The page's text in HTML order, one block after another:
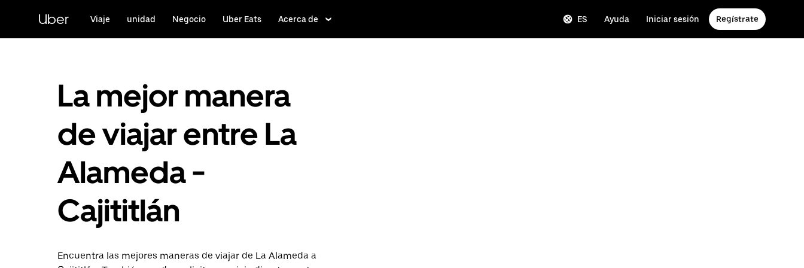
contenido
principal
Uber Viaje unidad Negocio Uber Eats Acerca de ES Ayuda Iniciar sesión Regístrate
La mejor manera
de viajar entre La
Alameda -
Cajititlán
Encuentra las mejores maneras de viajar de La Alameda a